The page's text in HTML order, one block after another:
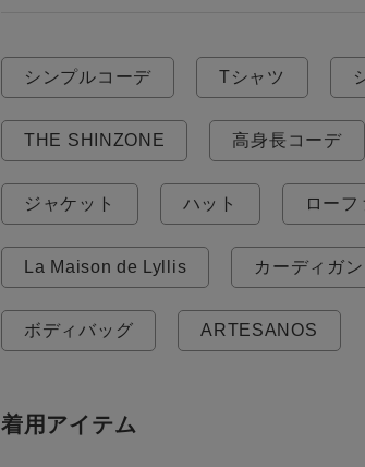
シンプルコーデ Tシャツ
THE SHINZONE 高身長コーデ
ジャケット ハット ローフ
La Maison de Lyllis カーディガン
ボディバッグ ARTESANOS
着用アイテム